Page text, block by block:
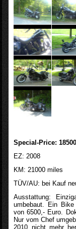
Special-Price:
EZ: 2008
KM: 21000 miles
TÜV/AU: bei Kauf
Ausstattung:
umbebaut. Ein
von 6500,- Euro.
Nur vom Chef
2010 nicht mehr